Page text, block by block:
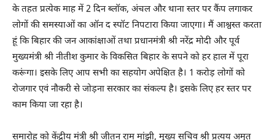
के तहत प्रत्येक माह में 2 दिन ब्लॉक, अंचल और थाना स्तर पर कैंप लगाकर
लोगों की समस्याओं का ऑन द स्पॉट निपटारा किया जाएगा। मैं आश्वस्त करता
हूं कि बिहार की जन आकांक्षाओं तथा प्रधानमंत्री श्री नरेंद्र मोदी और पूर्व
मुख्यमंत्री श्री नीतीश कुमार के विकसित बिहार के सपने को हर हाल में पूरा
करूंगा। इसके लिए आप सभी का सहयोग अपेक्षित है। 1 करोड़ लोगों को
रोजगार एवं नौकरी से जोड़ना सरकार का संकल्प है। इसके लिए हर स्तर पर
काम किया जा रहा है।
समारोह को केंद्रीय मंत्री श्री जीतन राम मांझी, मुख्य सचिव श्री प्रत्यय अमृत